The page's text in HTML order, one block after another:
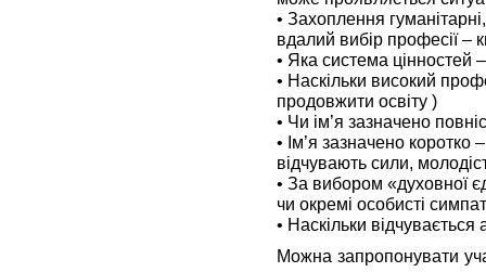
• Захоплення
вдалий вибір професії –
• Яка система цінностей
• Наскільки високий
продовжити освіту )
• Чи ім’я зазначено
• Ім’я зазначено коротко –
відчувають сили,
• За вибором «духовної
чи окремі особисті
• Наскільки відчувається
Можна запропонувати